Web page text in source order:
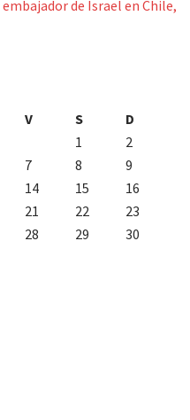
de Israel en Chile,
V S
D
1
2
7 8
9
14 15
16
21 22
23
28 29
30